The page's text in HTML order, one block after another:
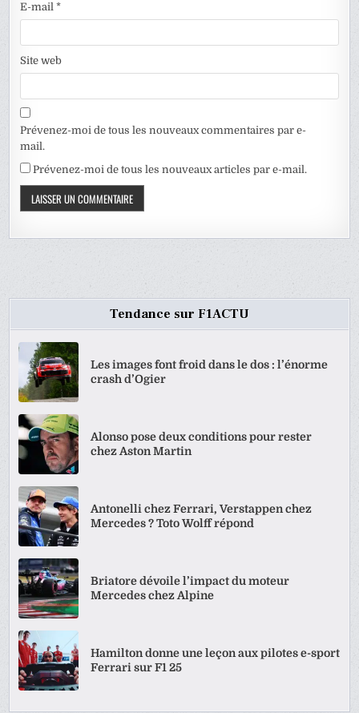
E-mail*
Site web
Prévenez-moi de tous les nouveaux commentaires par e-
mail.
Prévenez-moi de tous les nouveaux articles par e-mail.
Tendance sur F1ACTU
Les images font froid dans le dos : l’énorme
crash d’Ogier
Alonso pose deux conditions pour rester
chez Aston Martin
Antonelli chez Ferrari, Verstappen chez
Mercedes ? Toto Wolff répond
Briatore dévoile l’impact du moteur
Mercedes chez Alpine
Hamilton donne une leçon aux pilotes e-sport
Ferrari sur F1 25